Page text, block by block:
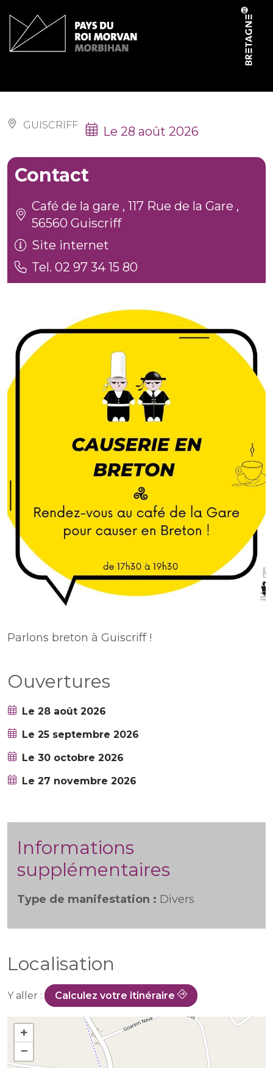
GUISCRIFF Le 28 août 2026
Parlons breton à Guiscriff !
Ouvertures
Le 28 août 2026
Le 25 septembre 2026
Le 30 octobre 2026
Le 27 novembre 2026
Informations
supplémentaires
Type de manifestation : Divers
Localisation
Y aller : Calculez votre itinéraire
+
−
Contact
Café de la gare , 117 Rue de la Gare ,
56560 Guiscriff
Site internet
Tel. 02 97 34 15 80